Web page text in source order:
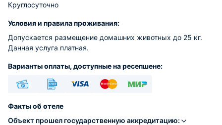
Круглосуточно
Условия и правила проживания:
Допускается размещение домашних животных до 25 кг.
Данная услуга платная.
Варианты оплаты, доступные на ресепшене:
Факты об отеле
Объект прошел государственную аккредитацию: